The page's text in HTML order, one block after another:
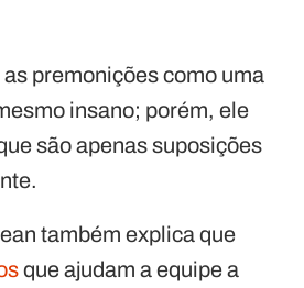
premonições como uma
insano; porém, ele
são apenas suposições
também explica que
que ajudam a equipe a